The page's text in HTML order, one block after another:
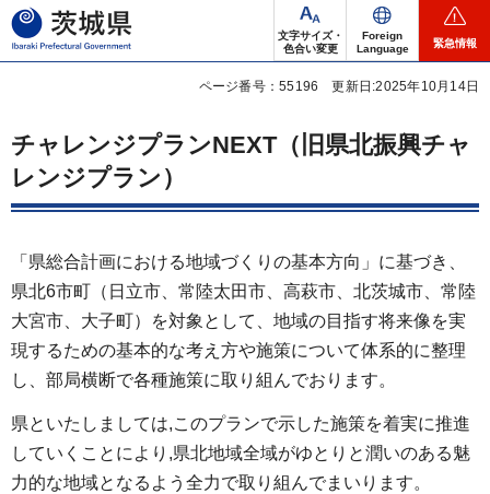
茨城県
文字サイズ・
色合い変更
Foreign
Language
緊急情報
ページ番号：55196 更新日:2025年10月14日
チャレンジプランNEXT（旧県北振興チャ
レンジプラン）
「県総合計画における地域づくりの基本方向」に基づき、
県北6市町（日立市、常陸太田市、高萩市、北茨城市、常陸
大宮市、大子町）を対象として、地域の目指す将来像を実
現するための基本的な考え方や施策について体系的に整理
し、部局横断で各種施策に取り組んでおります。
県といたしましては,このプランで示した施策を着実に推進
していくことにより,県北地域全域がゆとりと潤いのある魅
力的な地域となるよう全力で取り組んでまいります。